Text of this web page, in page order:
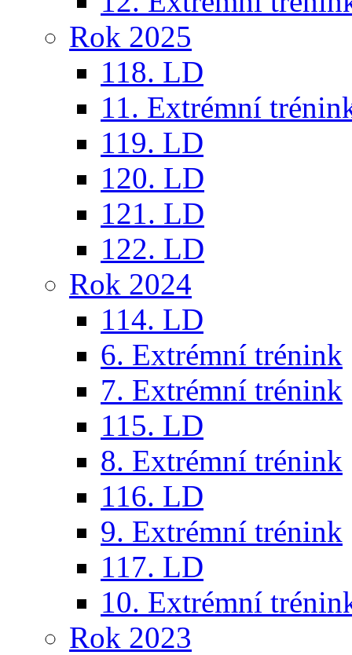
Rok 2025
118. LD
11. Extrémní
119. LD
120. LD
121. LD
122. LD
Rok 2024
114. LD
6. Extrémní trénink
7. Extrémní trénink
115. LD
8. Extrémní trénink
116. LD
9. Extrémní trénink
117. LD
10. Extrémní
Rok 2023